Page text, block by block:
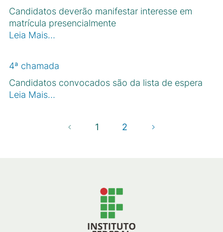
Candidatos deverão manifestar interesse em
matrícula presencialmente
Leia Mais…
4ª chamada
Candidatos convocados são da lista de espera
Leia Mais…
1 2